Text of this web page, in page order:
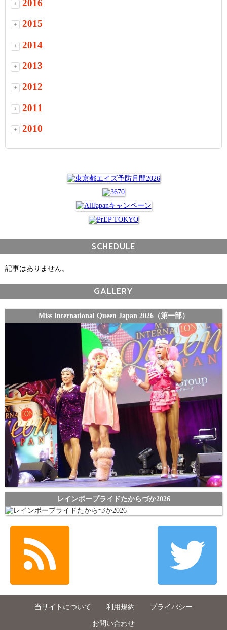
+ 2016
+ 2015
+ 2014
+ 2013
+ 2012
+ 2011
+ 2010
SCHEDULE
記事はありません。
GALLERY
Miss International Queen Japan 2026（第一部）
レインボープライドたからづか2026
当サイトについて 利用規約 プライバシー
お問い合わせ